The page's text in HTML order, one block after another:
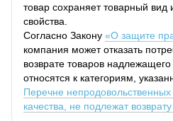
товар сохраняет товарный вид
свойства.
Согласно Закону «О защите
компания может отказать
возврате товаров
относятся к категориям,
Перечне
качества, не подлежат